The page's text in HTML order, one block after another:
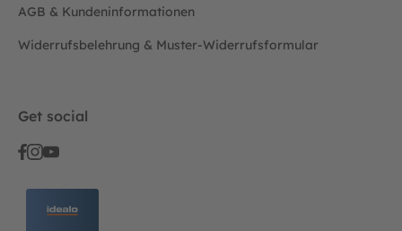
AGB & Kundeninformationen
Widerrufsbelehrung & Muster-Widerrufsformular
Get social